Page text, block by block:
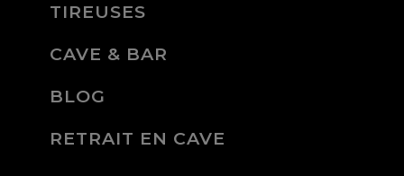
TIREUSES
CAVE & BAR
BLOG
RETRAIT EN CAVE